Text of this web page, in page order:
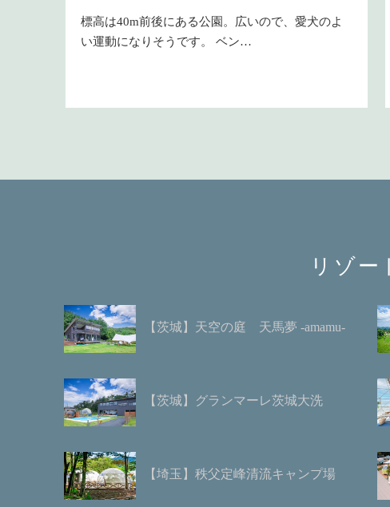
標高は40m前後にある公園。広いので、愛犬のよ
い運動になりそうです。 ベン…
リゾー
【茨城】天空の庭 天馬夢 -amamu-
【茨城】グランマーレ茨城大洗
【埼玉】秩父定峰清流キャンプ場